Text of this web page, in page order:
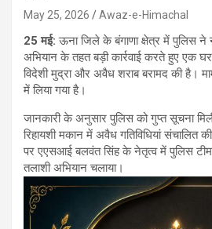
May 25, 2026 Awaz-e-Himachal
25 मई:ऊना जिले के बंगाणा क्षेत्र में पुलिस
अभियान के तहत बड़ी कार्रवाई करते हुए एक
विदेशी मुद्रा और अवैध शराब बरामद की है।
में लिया गया है।
जानकारी के अनुसार पुलिस को गुप्त सूचना
रिहायशी मकान में अवैध गतिविधियां संचालित
पर एएसआई बलवंत सिंह के नेतृत्व में पुलिस
तलाशी अभियान चलाया।